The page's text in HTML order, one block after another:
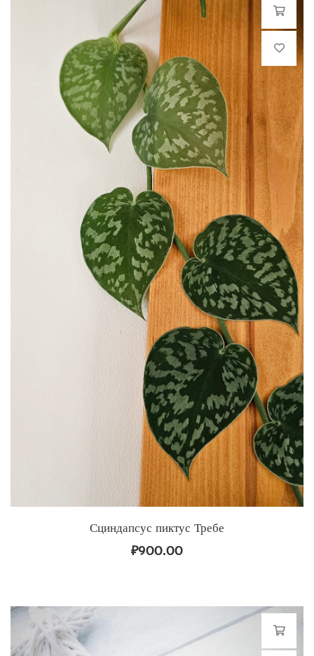
Сциндапсус пиктус Требе
₽900.00